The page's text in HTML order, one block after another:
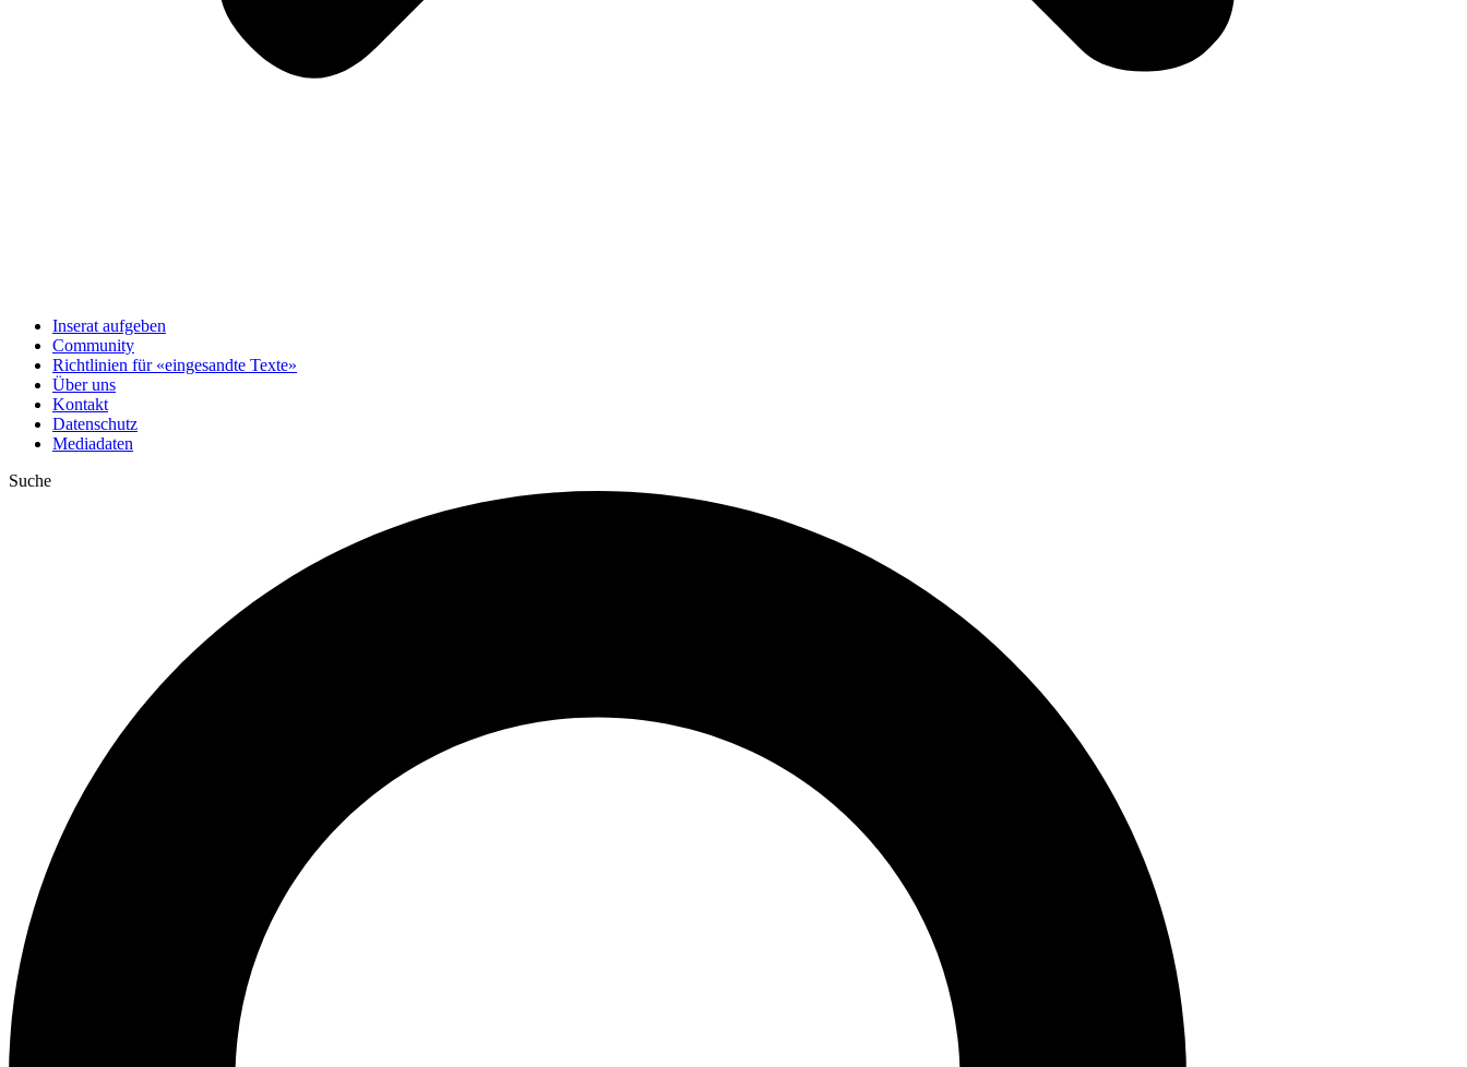
Inserat aufgeben
Community
Richtlinien für «eingesandte Texte»
Über uns
Kontakt
Datenschutz
Mediadaten
Suche